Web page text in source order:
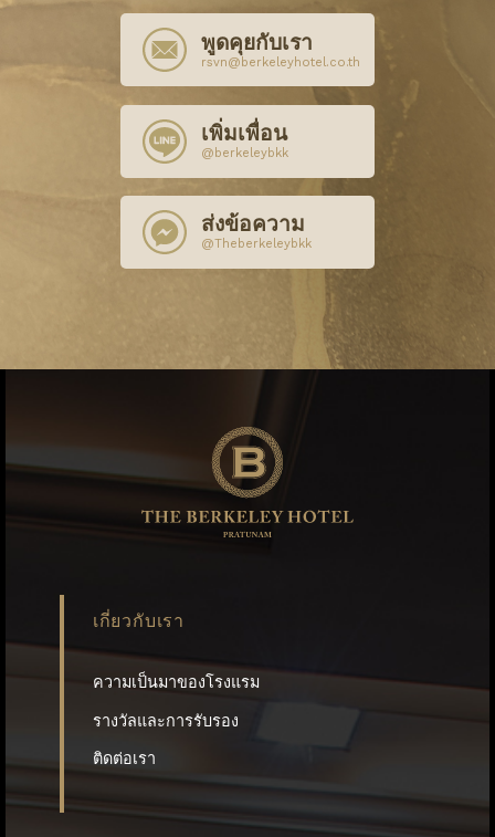
พูดคุยกับเรา
rsvn@berkeleyhotel.co.th
เพิ่มเพื่อน
@berkeleybkk
ส่งข้อความ
@Theberkeleybkk
เกี่ยวกับเรา
ความเป็นมาของโรงแรม
รางวัลและการรับรอง
ติดต่อเรา